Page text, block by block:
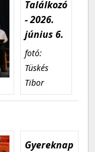
Találkozó
- 2026.
június 6.
fotó:
Tüskés
Tibor
Gyereknap